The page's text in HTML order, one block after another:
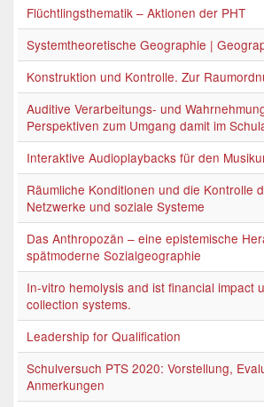
Flüchtlingsthematik – Aktionen der PHT
Systemtheoretische Geographie |
Konstruktion und Kontrolle. Zur
Auditive Verarbeitungs- und
Perspektiven zum Umgang damit im
Interaktive Audioplaybacks für den
Räumliche Konditionen und die Kontrolle
Netzwerke und soziale Systeme
Das Anthropozän – eine epistemische
spätmoderne Sozialgeographie
In-vitro hemolysis and ist financial impact
collection systems.
Leadership for Qualification
Schulversuch PTS 2020: Vorstellung,
Anmerkungen